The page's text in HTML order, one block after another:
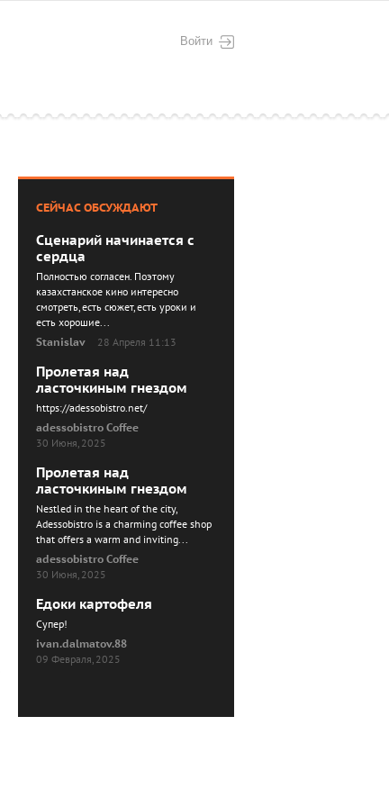
Войти
СЕЙЧАС ОБСУЖДАЮТ
Сценарий начинается с
сердца
Полностью согласен. Поэтому
казахстанское кино интересно
смотреть, есть сюжет, есть уроки и
есть хорошие...
Stanislav
28 Апреля 11:13
Пролетая над
ласточкиным гнездом
https://adessobistro.net/
adessobistro Coffee
30 Июня, 2025
Пролетая над
ласточкиным гнездом
Nestled in the heart of the city,
Adessobistro is a charming coffee shop
that offers a warm and inviting...
adessobistro Coffee
30 Июня, 2025
Едоки картофеля
Cупер!
ivan.dalmatov.88
09 Февраля, 2025